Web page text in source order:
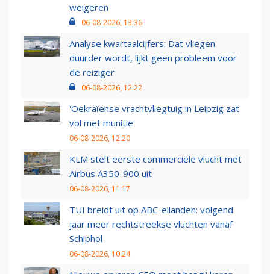
weigeren
06-08-2026, 13:36
Analyse kwartaalcijfers: Dat vliegen
duurder wordt, lijkt geen probleem voor
de reiziger
06-08-2026, 12:22
'Oekraïense vrachtvliegtuig in Leipzig zat
vol met munitie'
06-08-2026, 12:20
KLM stelt eerste commerciële vlucht met
Airbus A350-900 uit
06-08-2026, 11:17
TUI breidt uit op ABC-eilanden: volgend
jaar meer rechtstreekse vluchten vanaf
Schiphol
06-08-2026, 10:24